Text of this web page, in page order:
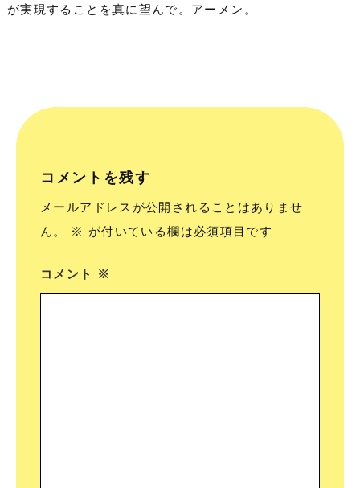
が実現することを真に望んで。アーメン。
コメントを残す
メールアドレスが公開されることはありませ
ん。
※ が付いている欄は必須項目です
コメント ※